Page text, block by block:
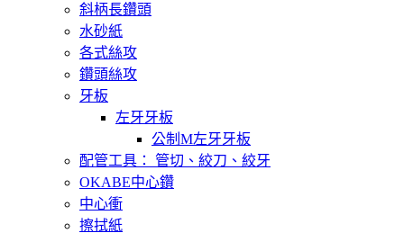
斜柄長鑽頭
水砂紙
各式絲攻
鑽頭絲攻
牙板
左牙牙板
公制M左牙牙板
配管工具： 管切、絞刀、絞牙
OKABE中心鑽
中心衝
擦拭紙